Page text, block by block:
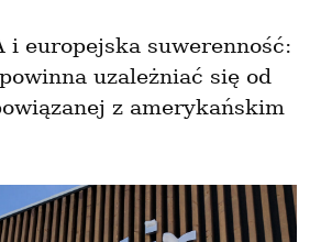
i europejska suwerenność:
uzależniać się od
z amerykańskim